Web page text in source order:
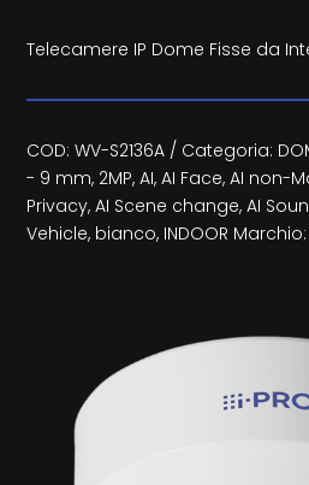
Telecamere IP Dome Fisse da
COD: WV-S2136A Categoria:
- 9 mm, 2MP,AI,AI Face,AI non-
Privacy,AI Scene change,AI
Vehicle, bianco, INDOOR Marchio: